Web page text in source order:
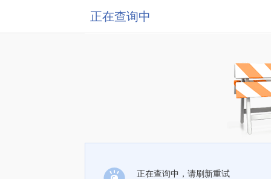
正在查询中
正在查询中，请刷新重试